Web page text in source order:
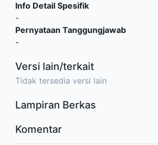
Info Detail Spesifik
-
Pernyataan Tanggungjawab
-
Versi lain/terkait
Tidak tersedia versi lain
Lampiran Berkas
Komentar